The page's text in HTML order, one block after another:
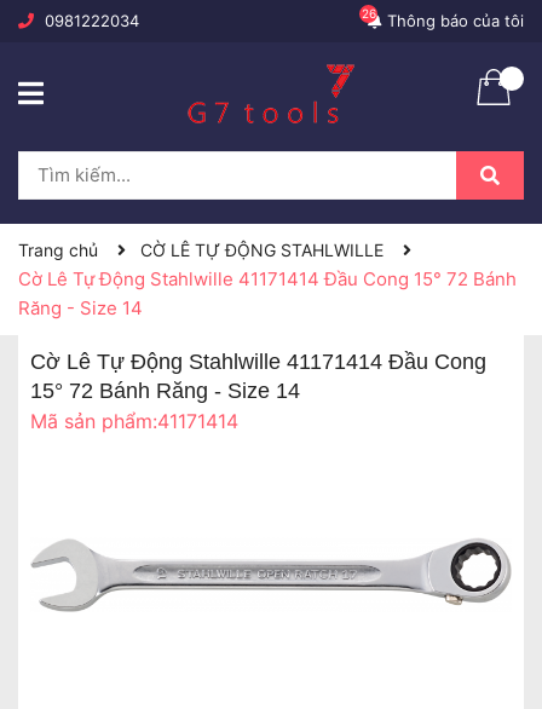
0981222034 Thông báo của tôi
26
Trang chủ CỜ LÊ TỰ ĐỘNG STAHLWILLE
Cờ Lê Tự Động Stahlwille 41171414 Đầu Cong 15° 72 Bánh
Răng - Size 14
Cờ Lê Tự Động Stahlwille 41171414 Đầu Cong
15° 72 Bánh Răng - Size 14
Mã sản phẩm:41171414